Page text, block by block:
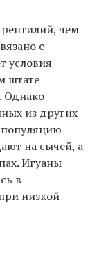
чем
с
условия
штате
Однако
из других
популяцию
на сычей, а
Игуаны
в
низкой